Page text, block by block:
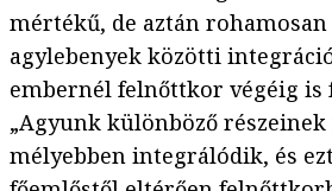
mértékű, de aztán rohamosan
agylebenyek közötti
embernél felnőttkor végéig is
„Agyunk különböző részeinek
mélyebben integrálódik, és